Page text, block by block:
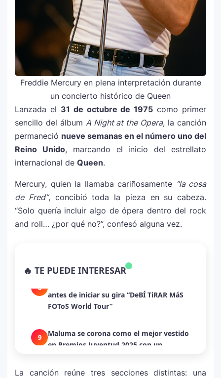
Freddie Mercury en plena interpretación durante
un concierto histórico de Queen
Lanzada el 31 de octubre de 1975 como primer
sencillo del álbum A Night at the Opera, la canción
permaneció nueve semanas en el número uno del
Reino Unido, marcando el inicio del estrellato
internacional de Queen.
Mercury, quien la llamaba cariñosamente “la cosa
de Fred”, concibió toda la pieza en su cabeza.
“Solo quería incluir algo de ópera dentro del rock
and roll… ¿por qué no?”, confesó alguna vez.
🔥 TE PUEDE INTERESAR
Dua Lipa anuncia película de su gira
mundial y sorprende con emotiva labor
humanitaria junto a UNICEF
Michael Jackson y la canción perdida
sobre Palestina que vuelve a generar
debate en redes
5
Lady Gaga sorprende con “Mayhem
Requiem”: una versión oscura y
revolucionaria que marca el cierre de su
era musical
álbum urbano más esperado con DJ
Snake y Eladio Carrión
7
¿Cristian Castro terminó con Victoria
8
antes de iniciar su gira “DeBÍ TiRAR MáS
FOToS World Tour”
9
Maluma se corona como el mejor vestido
en Premios Juventud 2025 con un
La canción reúne tres secciones distintas: una